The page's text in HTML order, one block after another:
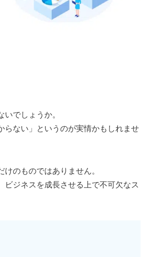
でしょうか。
らない」というのが実情かもしれませ
のものではありません。
ジネスを成長させる上で不可欠なス